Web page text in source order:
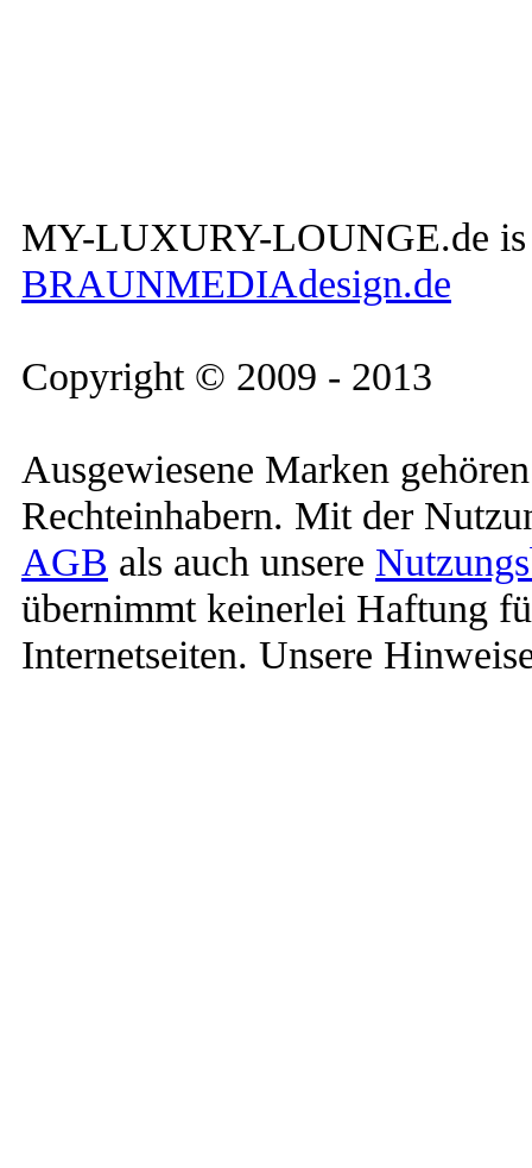
MY-LUXURY-LOUNGE.de is
BRAUNMEDIAdesign.de
Copyright © 2009 - 2013
Ausgewiesene Marken
Rechteinhabern. Mit der
AGB als auch unsere
übernimmt keinerlei Haftung
Internetseiten. Unsere